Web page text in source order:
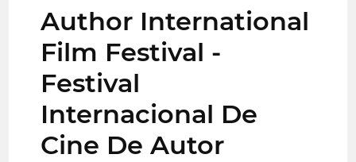
Author International
Film Festival -
Festival
Internacional De
Cine De Autor